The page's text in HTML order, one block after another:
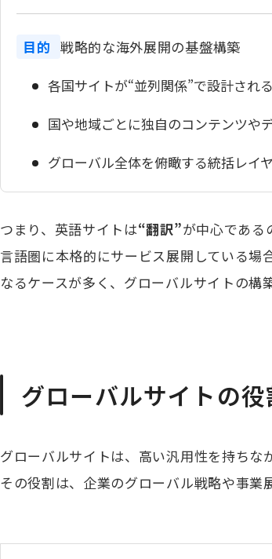
目的 戦略的な海外展開の基盤構築
各国サイトが“並列関係”で設計される
国や地域ごとに独自のコンテンツや
グローバル全体を俯瞰する統括レイ
つまり、英語サイトは“翻訳”が中心である
言語圏に本格的にサービス展開している
なるケースが多く、グローバルサイトの構
グローバルサイトの役
グローバルサイトは、高い汎用性を持ちな
その役割は、企業のグローバル戦略や事業